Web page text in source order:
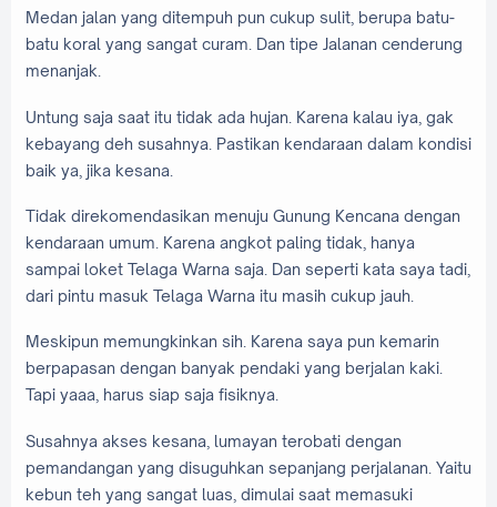
Medan jalan yang ditempuh pun cukup sulit, berupa batu-
batu koral yang sangat curam. Dan tipe Jalanan cenderung
menanjak.
Untung saja saat itu tidak ada hujan. Karena kalau iya, gak
kebayang deh susahnya. Pastikan kendaraan dalam kondisi
baik ya, jika kesana.
Tidak direkomendasikan menuju Gunung Kencana dengan
kendaraan umum. Karena angkot paling tidak, hanya
sampai loket Telaga Warna saja. Dan seperti kata saya tadi,
dari pintu masuk Telaga Warna itu masih cukup jauh.
Meskipun memungkinkan sih. Karena saya pun kemarin
berpapasan dengan banyak pendaki yang berjalan kaki.
Tapi yaaa, harus siap saja fisiknya.
Susahnya akses kesana, lumayan terobati dengan
pemandangan yang disuguhkan sepanjang perjalanan. Yaitu
kebun teh yang sangat luas, dimulai saat memasuki